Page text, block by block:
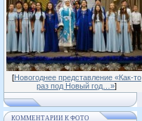
[Новогоднее представление «Как-то
раз под Новый год…»]
КОММЕНТАРИИ К ФОТО